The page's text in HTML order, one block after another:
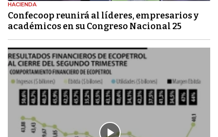
HACIENDA
Confecoop reunirá al líderes, empresarios y
académicos en su Congreso Nacional 25